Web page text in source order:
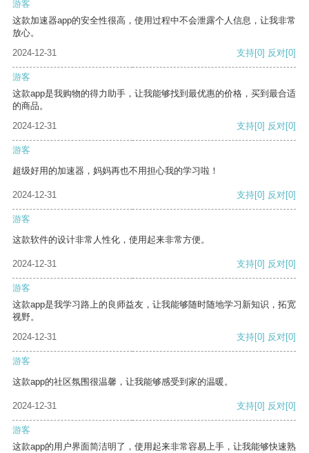
游客
这款加速器app的安全性很高，使用过程中不会泄露个人信息，让我非常
放心。
2024-12-31
支持[0] 反对[0]
游客
这款app是我购物的得力助手，让我能够找到最优惠的价格，买到最合适
的商品。
2024-12-31
支持[0] 反对[0]
游客
超级好用的加速器，妈妈再也不用担心我的学习啦！
2024-12-31 支持[0] 反对[0]
游客
这款软件的设计非常人性化，使用起来非常方便。
2024-12-31 支持[0] 反对[0]
游客
这款app是我学习路上的良师益友，让我能够随时随地学习新知识，拓宽
视野。
2024-12-31
支持[0] 反对[0]
游客
这款app的社区氛围很温馨，让我能够感受到家的温暖。
2024-12-31 支持[0] 反对[0]
游客
这款app的用户界面简洁明了，使用起来非常容易上手，让我能够快速熟